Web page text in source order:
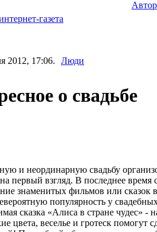
2012, 17:06. Люди
о свадьбе
и неординарную свадьбу
на первый взгляд. В последнее
знаменитых фильмов или сказок
популярность у
сказка «Алиса в стране чудес» -
цвета, веселье и гротеск помогут